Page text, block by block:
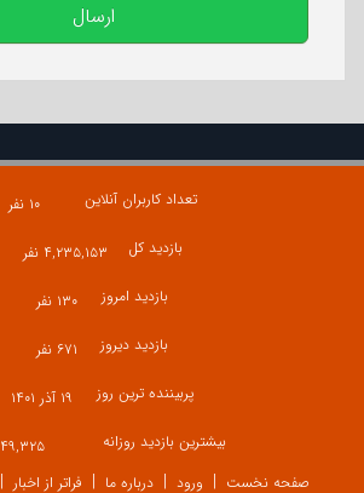
ارسال
تعداد کاربران آنلاین
۱۰ نفر
بازدید کل
۴,۲۳۵,۱۵۳ نفر
بازدید امروز
۱۳۰ نفر
بازدید دیروز
۶۷۱ نفر
پربیننده ترین روز
۱۹ آذر ۱۴۰۱
بیشترین بازدید روزانه
۴۹,۳۲۵ نفر
صفحه نخست
ورود درباره ما فراتر از اخبار